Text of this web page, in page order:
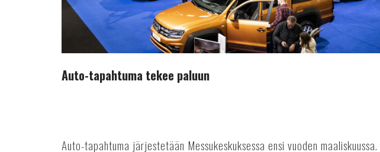
Auto-tapahtuma tekee paluun
Auto-tapahtuma järjestetään Messukeskuksessa ensi vuoden maaliskuussa.